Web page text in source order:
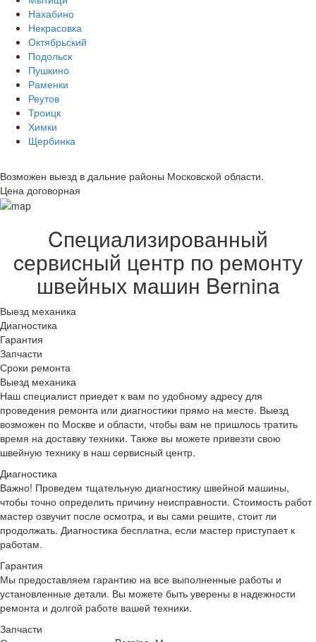
Нахабино
Некрасовка
Октябрьский
Подольск
Пушкино
Раменки
Реутов
Троицк
Химки
Щербинка
Возможен выезд в дальние районы Московской области.
Цена договорная
Cпециализированный
cервисный центр по ремонту
швейных машин Bernina
Выезд механика
Диагностика
Гарантия
Запчасти
Сроки ремонта
Выезд механика
Наш специалист приедет к вам по удобному адресу для
проведения ремонта или диагностики прямо на месте. Выезд
возможен по Москве и области, чтобы вам не пришлось тратить
время на доставку техники. Также вы можете привезти свою
швейную технику в наш сервисный центр.
Диагностика
Важно! Проведем тщательную диагностику швейной машины,
чтобы точно определить причину неисправности. Стоимость работ
мастер озвучит после осмотра, и вы сами решите, стоит ли
продолжать. Диагностика бесплатна, если мастер приступает к
работам.
Гарантия
Мы предоставляем гарантию на все выполненные работы и
установленные детали. Вы можете быть уверены в надежности
ремонта и долгой работе вашей техники.
Запчасти